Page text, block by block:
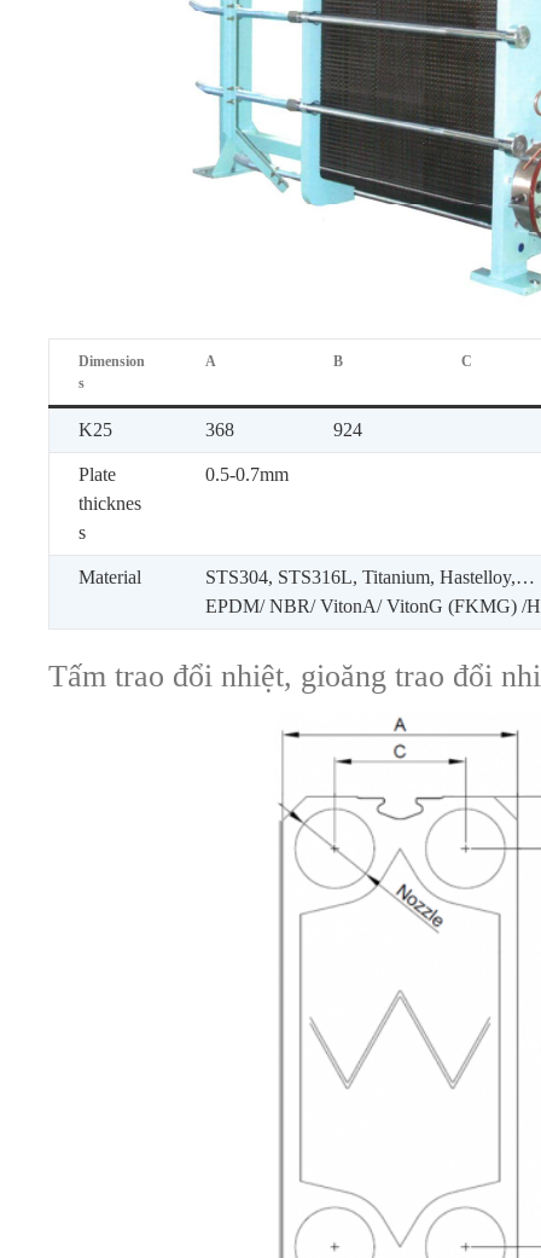
Dimension
s
A B C
K25 368 924
Plate
thicknes
s
0.5-0.7mm
Material
STS304, STS316L, Titanium, Hastelloy,…
EPDM/ NBR/ VitonA/ VitonG (FKMG) /
Tấm trao đổi nhiệt, gioăng trao đổi